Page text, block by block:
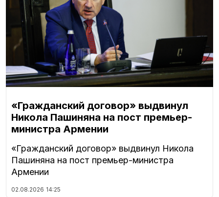
«Гражданский договор» выдвинул
Никола Пашиняна на пост премьер-
министра Армении
«Гражданский договор» выдвинул Никола
Пашиняна на пост премьер-министра
Армении
02.08.2026 14:25